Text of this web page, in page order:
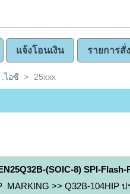
แจ้งโอนเงิน รายการสั่
.ไอซี > 25xxx
(SOIC-8) SPI-
MARKING >> Q32B-104HIP